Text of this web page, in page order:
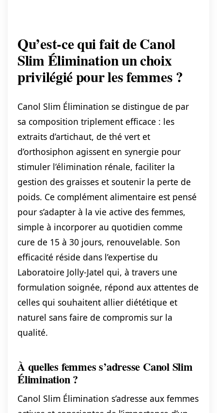
Qu’est-ce qui fait de Canol
Slim Élimination un choix
privilégié pour les femmes ?
Canol Slim Élimination se distingue de par
sa composition triplement efficace : les
extraits d’artichaut, de thé vert et
d’orthosiphon agissent en synergie pour
stimuler l’élimination rénale, faciliter la
gestion des graisses et soutenir la perte de
poids. Ce complément alimentaire est pensé
pour s’adapter à la vie active des femmes,
simple à incorporer au quotidien comme
cure de 15 à 30 jours, renouvelable. Son
efficacité réside dans l’expertise du
Laboratoire Jolly-Jatel qui, à travers une
formulation soignée, répond aux attentes de
celles qui souhaitent allier diététique et
naturel sans faire de compromis sur la
qualité.
À quelles femmes s’adresse Canol Slim
Élimination ?
Canol Slim Élimination s’adresse aux femmes